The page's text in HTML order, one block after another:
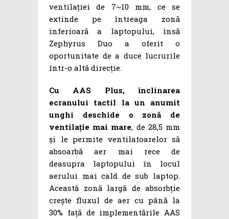
ventilației de 7~10 mm, ce se
extinde pe întreaga zonă
inferioară a laptopului, însă
Zephyrus Duo a oferit o
oportunitate de a duce lucrurile
într-o altă direcție.
Cu AAS Plus, înclinarea
ecranului tactil la un anumit
unghi deschide o zonă de
ventilație mai mare, de 28,5 mm
și le permite ventilatoarelor să
absoarbă aer mai rece de
deasupra laptopului în locul
aerului mai cald de sub laptop.
Această zonă largă de absorbție
crește fluxul de aer cu până la
30% față de implementările AAS